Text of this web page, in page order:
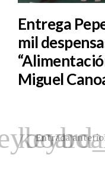
Entrega
mil
Miguel
Entrada